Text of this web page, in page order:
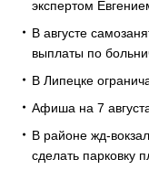
экспертом
В августе
выплаты по
В Липецке
Афиша на 7
В районе жд-
сделать парковку